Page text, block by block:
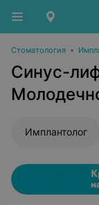
Стоматология •
Синус-
Имплантолог